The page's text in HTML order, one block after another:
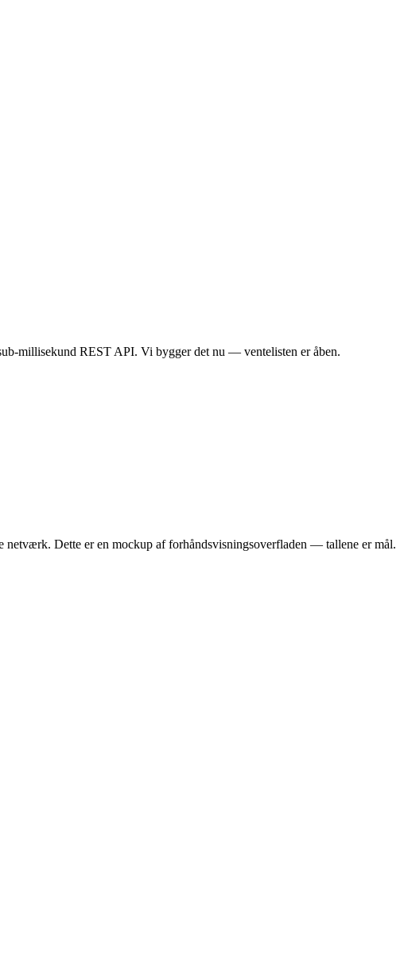
millisekund REST API. Vi bygger det nu — ventelisten er åben.
netværk. Dette er en mockup af forhåndsvisningsoverfladen — tallene er mål.